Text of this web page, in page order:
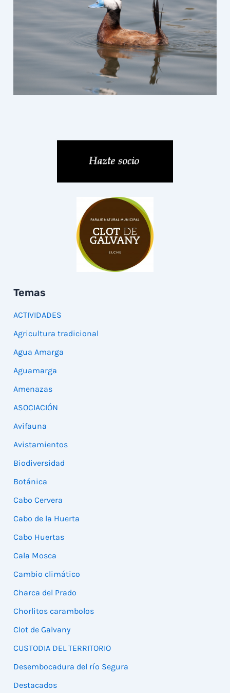
Temas
ACTIVIDADES
Agricultura tradicional
Agua Amarga
Aguamarga
Amenazas
ASOCIACIÓN
Avifauna
Avistamientos
Biodiversidad
Botánica
Cabo Cervera
Cabo de la Huerta
Cabo Huertas
Cala Mosca
Cambio climático
Charca del Prado
Chorlitos carambolos
Clot de Galvany
CUSTODIA DEL TERRITORIO
Desembocadura del río Segura
Destacados